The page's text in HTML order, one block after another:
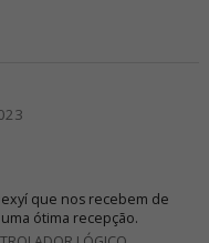
que nos recebem de
ótima recepção.